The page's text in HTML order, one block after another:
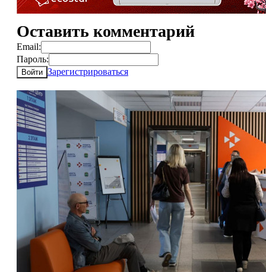
Оставить комментарий
Email:
Пароль:
Войти Зарегистрироваться